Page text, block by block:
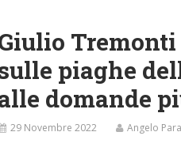
piaghe
domande
29 Novembre 2022 Angelo